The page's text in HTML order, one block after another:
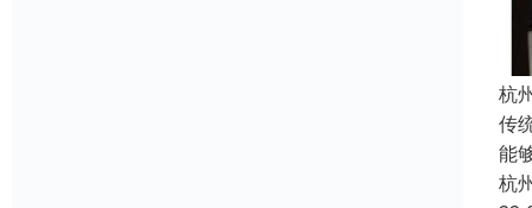
杭
传
能
杭